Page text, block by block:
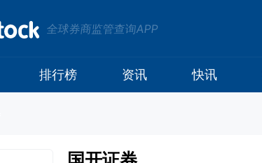
全球券商监管查询APP
排行榜 资讯 快讯